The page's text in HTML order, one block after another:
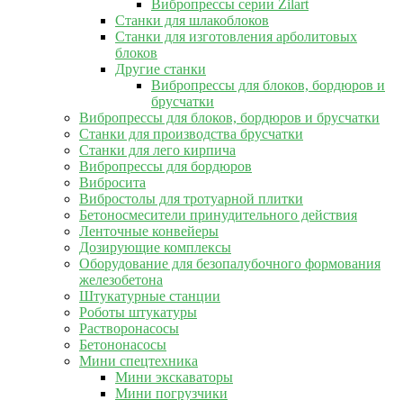
Вибропрессы серии Zilart
Станки для шлакоблоков
Станки для изготовления арболитовых
блоков
Другие станки
Вибропрессы для блоков, бордюров и
брусчатки
Вибропрессы для блоков, бордюров и брусчатки
Станки для производства брусчатки
Станки для лего кирпича
Вибропрессы для бордюров
Вибросита
Вибростолы для тротуарной плитки
Бетоносмесители принудительного действия
Ленточные конвейеры
Дозирующие комплексы
Оборудование для безопалубочного формования
железобетона
Штукатурные станции
Роботы штукатуры
Растворонасосы
Бетононасосы
Мини спецтехника
Мини экскаваторы
Мини погрузчики